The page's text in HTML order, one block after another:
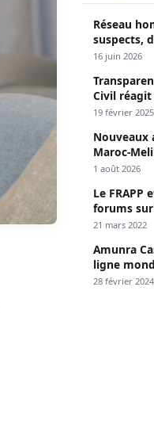
Réseau
suspects,
Keur
16 juin 2026
Civil
comptes
19 février 2025
Maroc-
passage
1 août 2026
Le
forums
Dakar »
21 mars 2022
Amunra
ligne
28 février 2024